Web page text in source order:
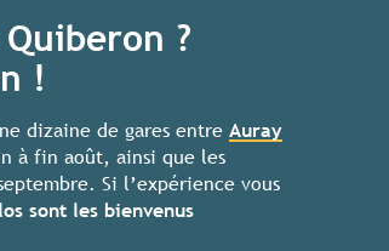
?
!
dizaine de gares entre Auray
à fin août, ainsi que les
Si l’expérience vous
sont les bienvenus